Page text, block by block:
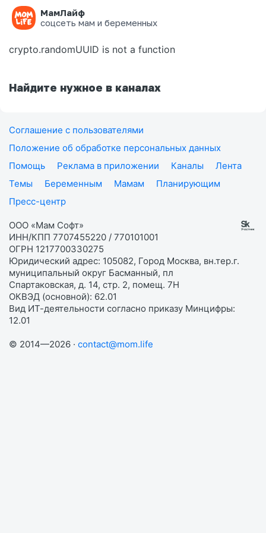
МамЛайф
соцсеть мам и беременных
Ошибка на странице
crypto.randomUUID is not a function
Найдите нужное в каналах
Соглашение с пользователями
Положение об обработке персональных данных
Помощь
Реклама в приложении Каналы
Лента
Темы
Беременным Мамам
Планирующим
Пресс-центр
ООО «Мам Софт»
ИНН/КПП 7707455220 / 770101001
ОГРН 1217700330275
Юридический адрес: 105082, Город Москва, вн.тер.г.
муниципальный округ Басманный, пл
Спартаковская, д. 14, стр. 2, помещ. 7Н
ОКВЭД (основной): 62.01
Вид ИТ-деятельности согласно приказу Минцифры:
12.01
© 2014—2026 · contact@mom.life